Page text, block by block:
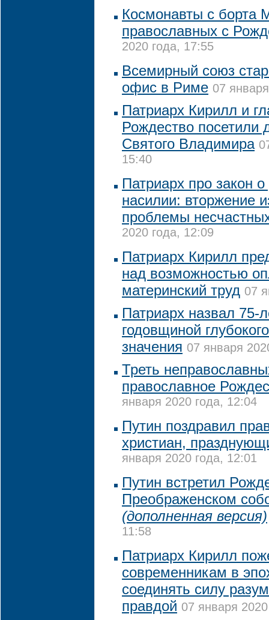
Космонавты с борта
православных с
2020 года, 17:55
Всемирный союз
офис в Риме 07
Патриарх Кирилл и
Рождество посетили
Святого Владимира
15:40
Патриарх про закон
насилии: вторжение
проблемы
2020 года, 12:09
Патриарх Кирилл
над возможностью
материнский труд 07
Патриарх назвал 75-
годовщиной
значения 07 января
Треть
православное
января 2020 года, 12:04
Путин поздравил
христиан,
января 2020 года, 12:01
Путин встретил
Преображенском
(дополненная версия)
11:58
Патриарх Кирилл
современникам в
соединять силу
правдой 07 января